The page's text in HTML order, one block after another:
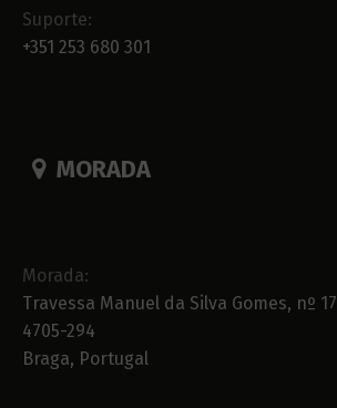
Suporte:
+351 253 680 301
MORADA
Morada:
Travessa Manuel da Silva Gomes, nº 17
4705-294
Braga, Portugal